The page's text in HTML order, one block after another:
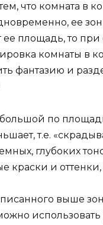
что комната в
ее
ее площадь, то
комнаты в
фантазию и
по
т.е.
глубоких
краски и
выше